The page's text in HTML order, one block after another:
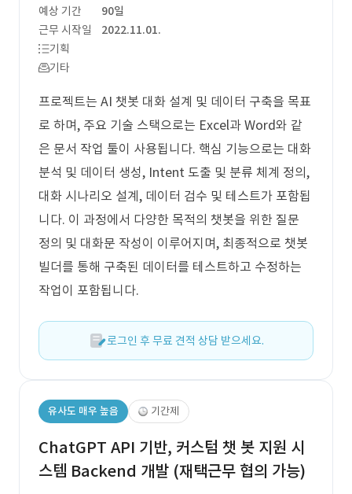
예상 기간
90일
근무 시작일
2022.11.01.
기획
기타
프로젝트는 AI 챗봇 대화 설계 및 데이터 구축을 목표
로 하며, 주요 기술 스택으로는 Excel과 Word와 같
은 문서 작업 툴이 사용됩니다. 핵심 기능으로는 대화
분석 및 데이터 생성, Intent 도출 및 분류 체계 정의,
대화 시나리오 설계, 데이터 검수 및 테스트가 포함됩
니다. 이 과정에서 다양한 목적의 챗봇을 위한 질문
정의 및 대화문 작성이 이루어지며, 최종적으로 챗봇
빌더를 통해 구축된 데이터를 테스트하고 수정하는
작업이 포함됩니다.
로그인 후 무료 견적 상담 받으세요.
유사도 매우 높음 기간제
ChatGPT API 기반, 커스텀 챗 봇 지원 시
스템 Backend 개발 (재택근무 협의 가능)